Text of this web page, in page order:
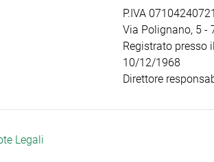
P.IVA 07104240721
Via Polignano, 5 -
Registrato presso
10/12/1968
Direttore
Legali